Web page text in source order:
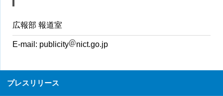
広報部 報道室
E-mail: publicity nict.go.jp
プレスリリース